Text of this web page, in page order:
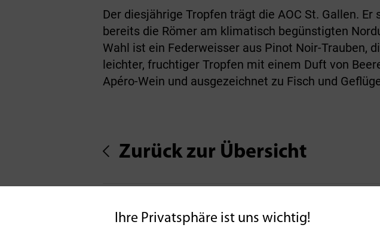
Der diesjährige Tropfen trägt die AOC St. Gallen.
bereits die Römer am klimatisch begünstigten
Wahl ist ein Federweisser aus Pinot Noir-Trauben,
leichter, fruchtiger Tropfen mit einem Duft von
Apéro-Wein und ausgezeichnet zu Fisch und
Zurück zur Übersicht
Ihre Privatsphäre ist uns wichtig!